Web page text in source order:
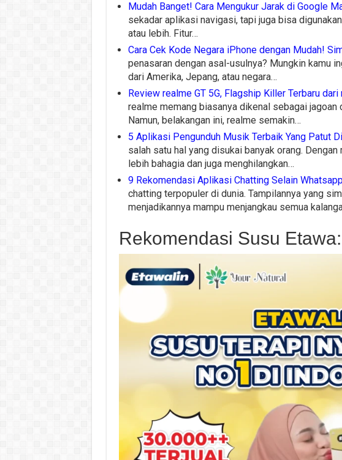
Mudah Banget! Cara Mengukur Jarak di Google
sekadar aplikasi navigasi, tapi juga bisa
atau lebih. Fitur…
Cara Cek Kode Negara iPhone dengan Mudah!
penasaran dengan asal-usulnya? Mungkin kamu
dari Amerika, Jepang, atau negara…
Review realme GT 5G, Flagship Killer Terbaru dari
realme memang biasanya dikenal sebagai jagoan
Namun, belakangan ini, realme semakin…
5 Aplikasi Pengunduh Musik Terbaik Yang Patut
salah satu hal yang disukai banyak orang.
lebih bahagia dan juga menghilangkan…
9 Rekomendasi Aplikasi Chatting Selain
chatting terpopuler di dunia. Tampilannya yang
menjadikannya mampu menjangkau semua
Rekomendasi Susu Etawa: